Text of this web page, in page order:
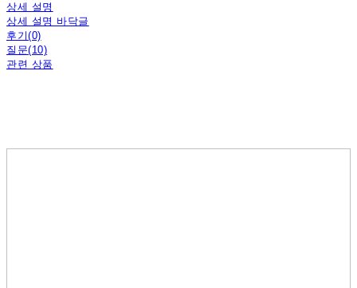
상세 설명
상세 설명 바닥글
후기(0)
질문(10)
관련 상품